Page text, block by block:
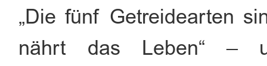
„Die fünf Getreidearten
nährt das Leben“ –